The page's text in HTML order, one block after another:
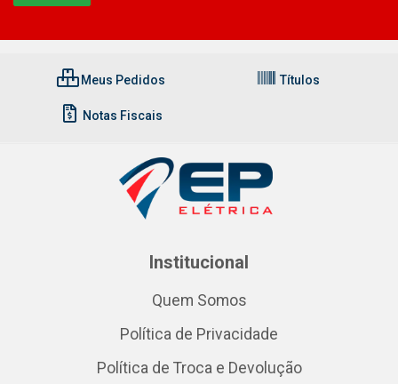
Meus Pedidos Títulos
Notas Fiscais
Institucional
Quem Somos
Política de Privacidade
Política de Troca e Devolução